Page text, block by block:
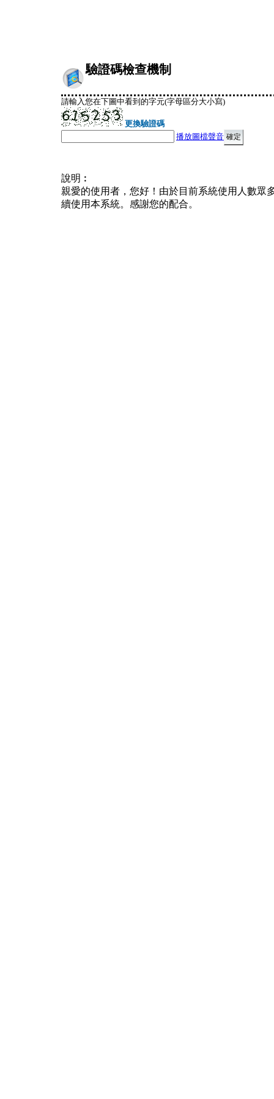
驗證碼檢查機制
請輸入您在下圖中看到的字元(字母區分大小寫)
更換驗證碼
播放圖檔聲音
說明︰
親愛的使用者，您好！由於目前系統使用人數眾
續使用本系統。感謝您的配合。